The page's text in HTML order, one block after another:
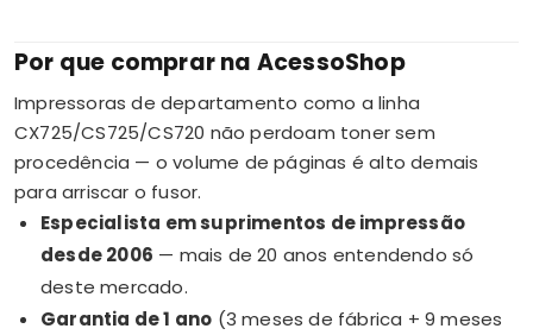
Por que comprar na AcessoShop
Impressoras de departamento como a linha
CX725/CS725/CS720 não perdoam toner sem
procedência — o volume de páginas é alto demais
para arriscar o fusor.
Especialista em suprimentos de impressão
desde 2006 — mais de 20 anos entendendo só
deste mercado.
Garantia de 1 ano (3 meses de fábrica + 9 meses